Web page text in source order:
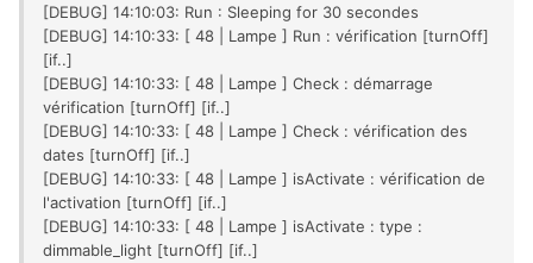
[DEBUG] 14:10:03: Run : Sleeping for 30 secondes
[DEBUG] 14:10:33: [ 48 | Lampe ] Run : vérification [turnOff]
[if..]
[DEBUG] 14:10:33: [ 48 | Lampe ] Check : démarrage
vérification [turnOff] [if..]
[DEBUG] 14:10:33: [ 48 | Lampe ] Check : vérification des
dates [turnOff] [if..]
[DEBUG] 14:10:33: [ 48 | Lampe ] isActivate : vérification de
l'activation [turnOff] [if..]
[DEBUG] 14:10:33: [ 48 | Lampe ] isActivate : type :
dimmable_light [turnOff] [if..]